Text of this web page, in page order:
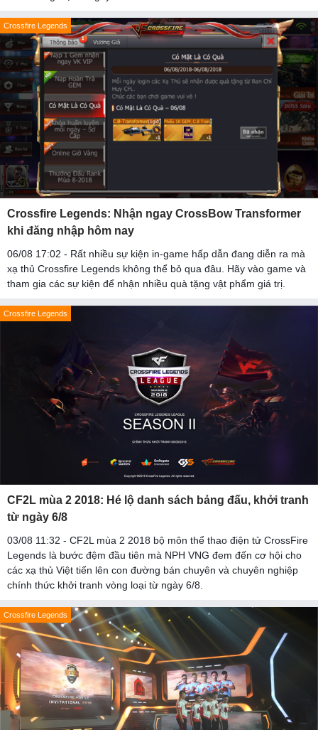
Crossfire Legends
Crossfire Legends: Nhận ngay CrossBow Transformer
khi đăng nhập hôm nay
06/08 17:02 - Rất nhiều sự kiện in-game hấp dẫn đang diễn ra mà
xạ thủ Crossfire Legends không thể bỏ qua đâu. Hãy vào game và
tham gia các sự kiện để nhận nhiều quà tặng vật phẩm giá trị.
Crossfire Legends
CF2L mùa 2 2018: Hé lộ danh sách bảng đấu, khởi tranh
từ ngày 6/8
03/08 11:32 - CF2L mùa 2 2018 bộ môn thể thao điện tử CrossFire
Legends là bước đệm đầu tiên mà NPH VNG đem đến cơ hội cho
các xạ thủ Việt tiến lên con đường bán chuyên và chuyên nghiệp
chính thức khởi tranh vòng loại từ ngày 6/8.
Crossfire Legends